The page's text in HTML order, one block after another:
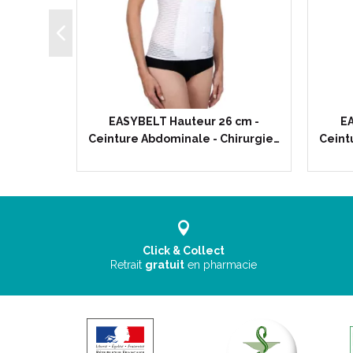
EASYBELT Hauteur 26 cm -
Ceinture Abdominale - Chirurgie…
Click & Collect
Retrait gratuit en pharmacie